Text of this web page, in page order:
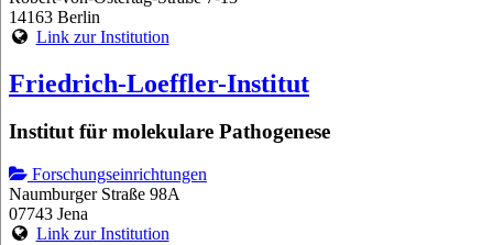
14163 Berlin
Link zur Institution
Friedrich-Loeffler-Institut
Institut für molekulare Pathogenese
Forschungseinrichtungen
Naumburger Straße 98A
07743 Jena
Link zur Institution